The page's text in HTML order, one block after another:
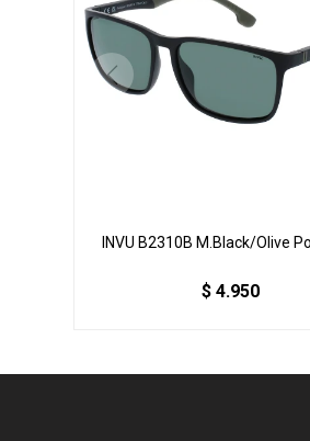
INVU B2310B M.Black/Olive
$ 4.950